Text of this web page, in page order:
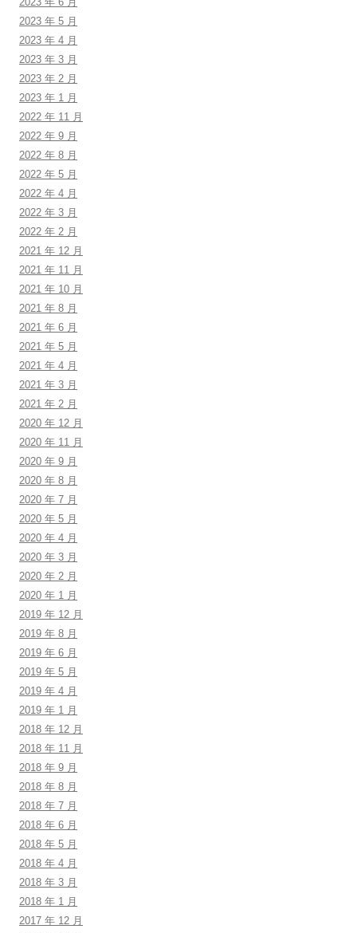
2023 年 5 月
2023 年 4 月
2023 年 3 月
2023 年 2 月
2023 年 1 月
2022 年 11 月
2022 年 9 月
2022 年 8 月
2022 年 5 月
2022 年 4 月
2022 年 3 月
2022 年 2 月
2021 年 12 月
2021 年 11 月
2021 年 10 月
2021 年 8 月
2021 年 6 月
2021 年 5 月
2021 年 4 月
2021 年 3 月
2021 年 2 月
2020 年 12 月
2020 年 11 月
2020 年 9 月
2020 年 8 月
2020 年 7 月
2020 年 5 月
2020 年 4 月
2020 年 3 月
2020 年 2 月
2020 年 1 月
2019 年 12 月
2019 年 8 月
2019 年 6 月
2019 年 5 月
2019 年 4 月
2019 年 1 月
2018 年 12 月
2018 年 11 月
2018 年 9 月
2018 年 8 月
2018 年 7 月
2018 年 6 月
2018 年 5 月
2018 年 4 月
2018 年 3 月
2018 年 1 月
2017 年 12 月